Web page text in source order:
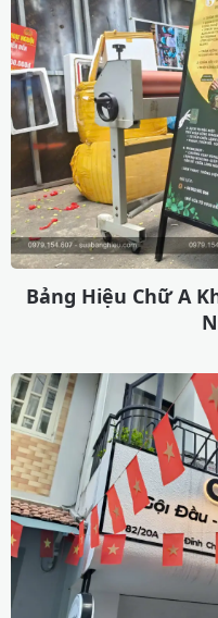
Bảng Hiệu Chữ A